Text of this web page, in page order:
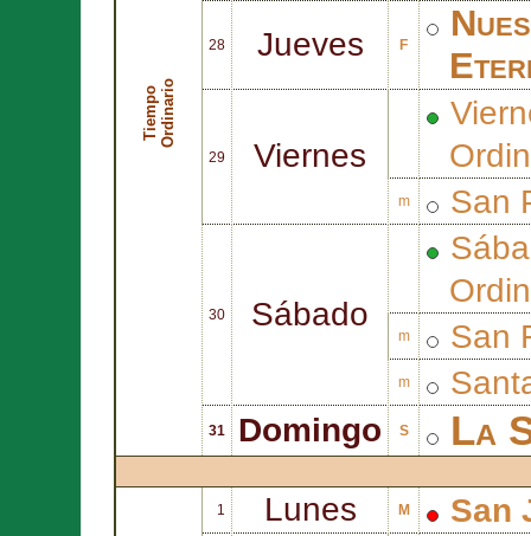
T
i
e
m
p
o
O
r
d
i
n
a
r
io
28 Jueves F
29 Viernes
m San
30 Sábado
m San
m
31 Domingo S La
1 Lunes M San